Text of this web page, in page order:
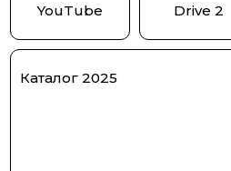
YouTube Drive 2
Каталог 2025